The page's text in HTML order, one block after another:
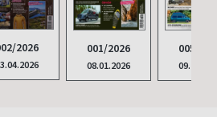
2026 001/2026
08.01.2026
005/